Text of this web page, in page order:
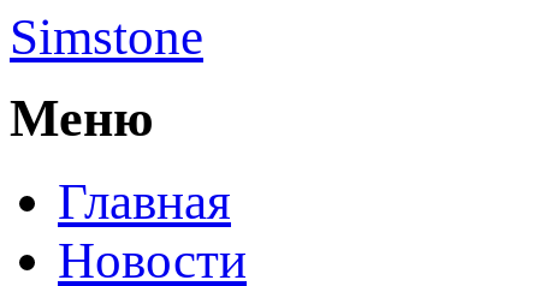
Simstone
Меню
Главная
Новости